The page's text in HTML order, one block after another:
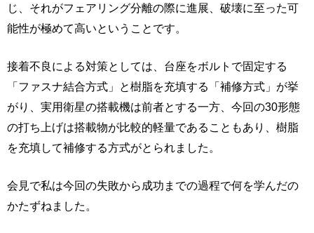
じ、それがフェアリング分離の際に進展、破壊に至った可
能性が極めて高いということです。
接着不良による対策としては、台座をボルトで固定する
「ファスナ結合方式」と樹脂を充填する「補修方式」が挙
がり、実用衛星の搭載機は前者とする一方、今回の30形態
の打ち上げは搭載物が比較的軽量であることもあり、樹脂
を充填して補修する方式がとられました。
会見で私は今回の失敗から成功までの過程で何を学んだの
かたずねました。